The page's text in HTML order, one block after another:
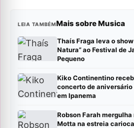
LEIA TAMBÉMMais sobre Musica
Thaís Fraga leva o show
Natura” ao Festival de
Pequeno
Kiko Continentino
concerto de aniversário
em Ipanema
Robson Farah
Motta na estreia